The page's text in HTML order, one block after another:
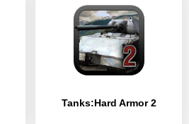
Tanks:Hard Armor 2